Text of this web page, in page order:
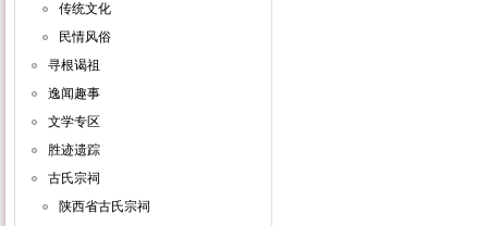
传统文化
民情风俗
寻根谒祖
逸闻趣事
文学专区
胜迹遗踪
古氏宗祠
陕西省古氏宗祠